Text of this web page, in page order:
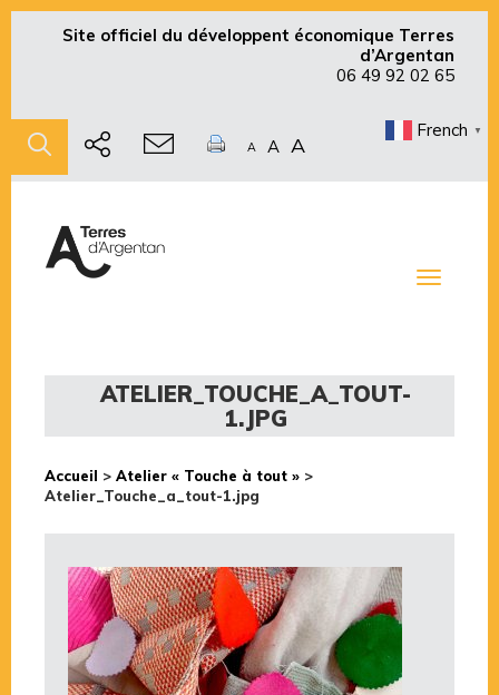
Site officiel du développent économique Terres
d’Argentan
06 49 92 02 65
A A A
French ▼
Toggle
ATELIER_TOUCHE_A_TOUT-
1.JPG
Accueil > Atelier « Touche à tout » >
Atelier_Touche_a_tout-1.jpg